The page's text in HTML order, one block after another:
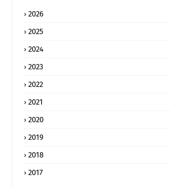
2026
2025
2024
2023
2022
2021
2020
2019
2018
2017